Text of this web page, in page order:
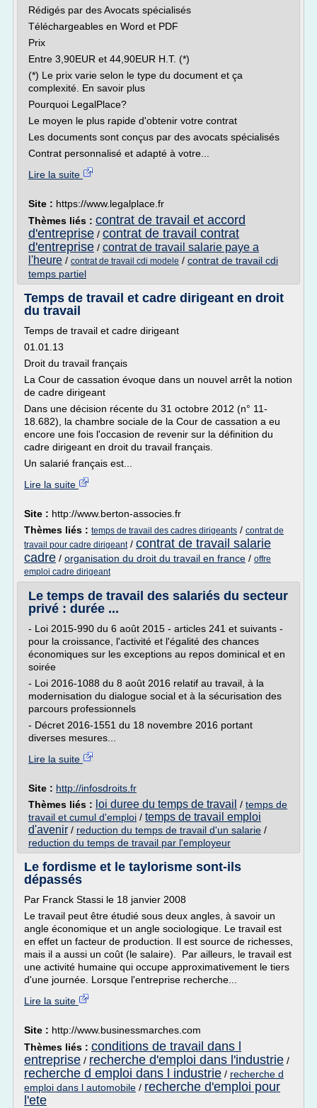
Rédigés par des Avocats spécialisés
Téléchargeables en Word et PDF
Prix
Entre 3,90EUR et 44,90EUR H.T. (*)
(*) Le prix varie selon le type du document et ça
complexité. En savoir plus
Pourquoi LegalPlace?
Le moyen le plus rapide d'obtenir votre contrat
Les documents sont conçus par des avocats spécialisés
Contrat personnalisé et adapté à votre...
Lire la suite
Site : https://www.legalplace.fr
Thèmes liés : contrat de travail et accord
d'entreprise / contrat de travail contrat
d'entreprise / contrat de travail salarie paye a
l'heure / contrat de travail cdi modele / contrat de travail cdi
temps partiel
Temps de travail et cadre dirigeant en droit
du travail
Temps de travail et cadre dirigeant
01.01.13
Droit du travail français
La Cour de cassation évoque dans un nouvel arrêt la notion
de cadre dirigeant
Dans une décision récente du 31 octobre 2012 (n° 11-
18.682), la chambre sociale de la Cour de cassation a eu
encore une fois l'occasion de revenir sur la définition du
cadre dirigeant en droit du travail français.
Un salarié français est...
Lire la suite
Site : http://www.berton-associes.fr
Thèmes liés : temps de travail des cadres dirigeants / contrat de
travail pour cadre dirigeant/ contrat de travail salarie
cadre / organisation du droit du travail en france / offre
emploi cadre dirigeant
Le temps de travail des salariés du secteur
privé : durée ...
- Loi 2015-990 du 6 août 2015 - articles 241 et suivants -
pour la croissance, l'activité et l'égalité des chances
économiques sur les exceptions au repos dominical et en
soirée
- Loi 2016-1088 du 8 août 2016 relatif au travail, à la
modernisation du dialogue social et à la sécurisation des
parcours professionnels
- Décret 2016-1551 du 18 novembre 2016 portant
diverses mesures...
Lire la suite
Site : http://infosdroits.fr
Thèmes liés : loi duree du temps de travail / temps de
travail et cumul d'emploi / temps de travail emploi
d'avenir / reduction du temps de travail d'un salarie /
reduction du temps de travail par l'employeur
Le fordisme et le taylorisme sont-ils
dépassés
Par Franck Stassi le 18 janvier 2008
Le travail peut être étudié sous deux angles, à savoir un
angle économique et un angle sociologique. Le travail est
en effet un facteur de production. Il est source de richesses,
mais il a aussi un coût (le salaire). Par ailleurs, le travail est
une activité humaine qui occupe approximativement le tiers
d'une journée. Lorsque l'entreprise recherche...
Lire la suite
Site : http://www.businessmarches.com
Thèmes liés : conditions de travail dans l
entreprise / recherche d'emploi dans l'industrie /
recherche d emploi dans l industrie / recherche d
emploi dans l automobile / recherche d'emploi pour
l'ete